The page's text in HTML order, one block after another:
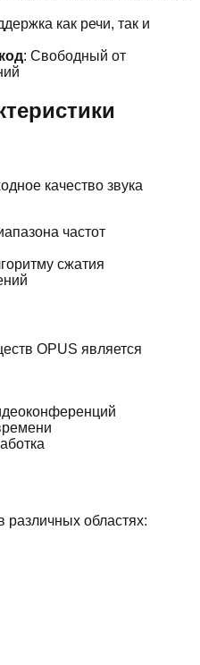
как речи, так и
: Свободный от
качество звука
частот
сжатия
OPUS является
различных областях: